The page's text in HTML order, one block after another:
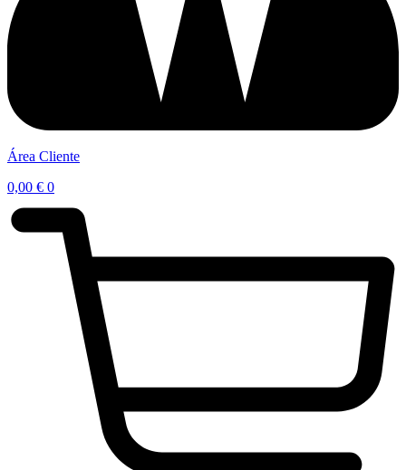
Área Cliente
0,00 € 0